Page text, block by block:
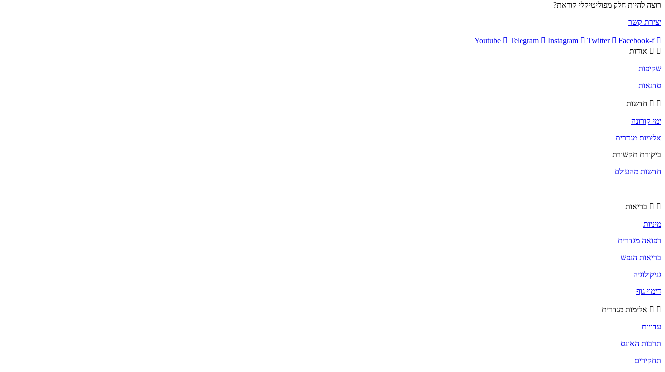
רוצה להיות חלק מפוליטיקלי קוראת?
יצירת קשר
Youtube Telegram Instagram Twitter
Facebook-f
אודות
שקיפות
סדנאות
חדשות
ימי קורונה
אלימות מגדרית
ביקורת תקשורת
חדשות מהעולם
בריאות
מיניות
רפואה מגדרית
בריאות הנפש
גניקולוגיה
דימוי גוף
אלימות מגדרית
עדויות
תרבות האונס
תחקירים